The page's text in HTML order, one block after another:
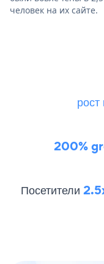
человек на их сайте.
200%
Посетители